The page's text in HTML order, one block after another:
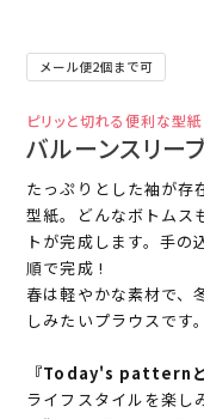
メール便2個まで可
ピリッと切れる便利な型
バルーンスリー
たっぷりとした袖が存
型紙。どんなボトムス
トが完成します。手の
順で完成 !
春は軽やかな素材で、
しみたいプラウスです。
『Today's patternと
ライフスタイルを楽し